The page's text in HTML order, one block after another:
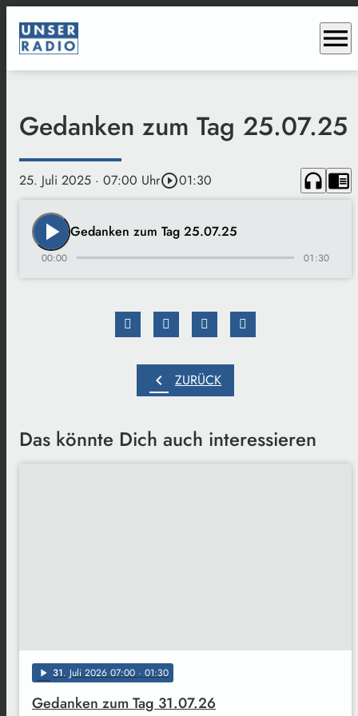
menu
Gedanken zum Tag 25.07.25
25. Juli 2025 · 07:00 Uhrplay_circle_outline01:30 headphones chrome_reader_mode
play_arrow Gedanken zum Tag 25.07.25
00:00 01:30
chevron_left ZURÜCK
Das könnte Dich auch interessieren
play_arrow 31. Juli 2026 07:00 · 01:30
Gedanken zum Tag 31.07.26